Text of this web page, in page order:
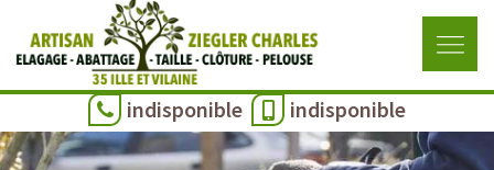
indisponible indisponible